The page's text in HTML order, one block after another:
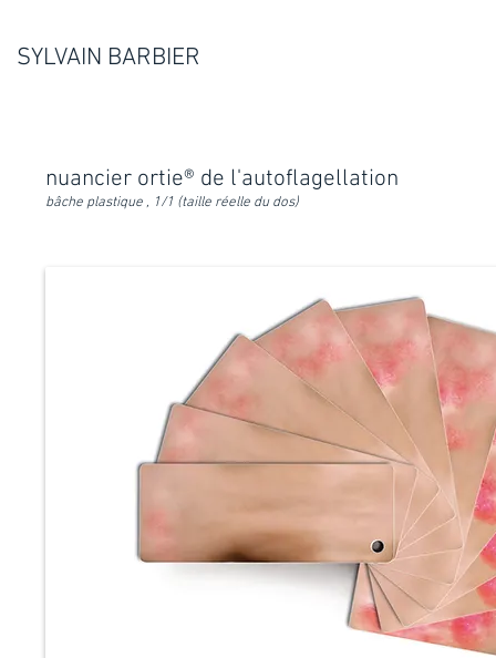
SYLVAIN BARBIER
nuancier ortie® de l'autoflagellation
bâche plastique , 1/1 (taille réelle du dos)